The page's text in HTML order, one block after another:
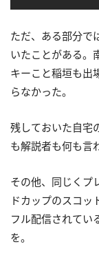
ただ、ある部分で
いたことがある。
キーこと稲垣も出
らなかった。
残しておいた自宅
も解説者も何も言
その他、同じくプ
ドカップのスコッ
フル配信されてい
を。